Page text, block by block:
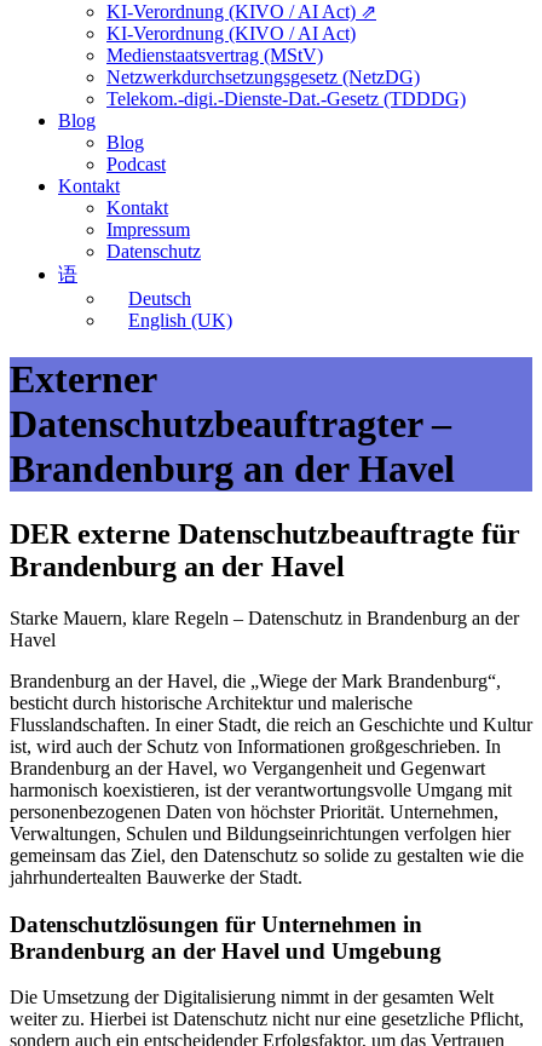
KI-Verordnung (KIVO / AI Act) ⇗
KI-Verordnung (KIVO / AI Act)
Medienstaatsvertrag (MStV)
Netzwerkdurchsetzungsgesetz (NetzDG)
Telekom.-digi.-Dienste-Dat.-Gesetz (TDDDG)
Blog
Blog
Podcast
Kontakt
Kontakt
Impressum
Datenschutz
语
Deutsch
English (UK)
Externer
Datenschutzbeauftragter –
Brandenburg an der Havel
DER externe Datenschutzbeauftragte für
Brandenburg an der Havel
Starke Mauern, klare Regeln – Datenschutz in Brandenburg an der
Havel
Brandenburg an der Havel, die „Wiege der Mark Brandenburg“,
besticht durch historische Architektur und malerische
Flusslandschaften. In einer Stadt, die reich an Geschichte und Kultur
ist, wird auch der Schutz von Informationen großgeschrieben. In
Brandenburg an der Havel, wo Vergangenheit und Gegenwart
harmonisch koexistieren, ist der verantwortungsvolle Umgang mit
personenbezogenen Daten von höchster Priorität. Unternehmen,
Verwaltungen, Schulen und Bildungseinrichtungen verfolgen hier
gemeinsam das Ziel, den Datenschutz so solide zu gestalten wie die
jahrhundertealten Bauwerke der Stadt.
Datenschutzlösungen für Unternehmen in
Brandenburg an der Havel und Umgebung
Die Umsetzung der Digitalisierung nimmt in der gesamten Welt
weiter zu. Hierbei ist Datenschutz nicht nur eine gesetzliche Pflicht,
sondern auch ein entscheidender Erfolgsfaktor, um das Vertrauen